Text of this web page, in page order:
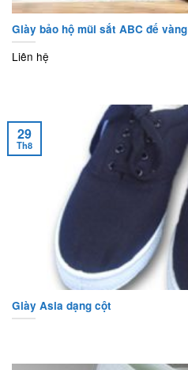
Giày bảo hộ mũi sắt ABC đế vàng
Liên hệ
Giày Asia dạng cột
29
Th8